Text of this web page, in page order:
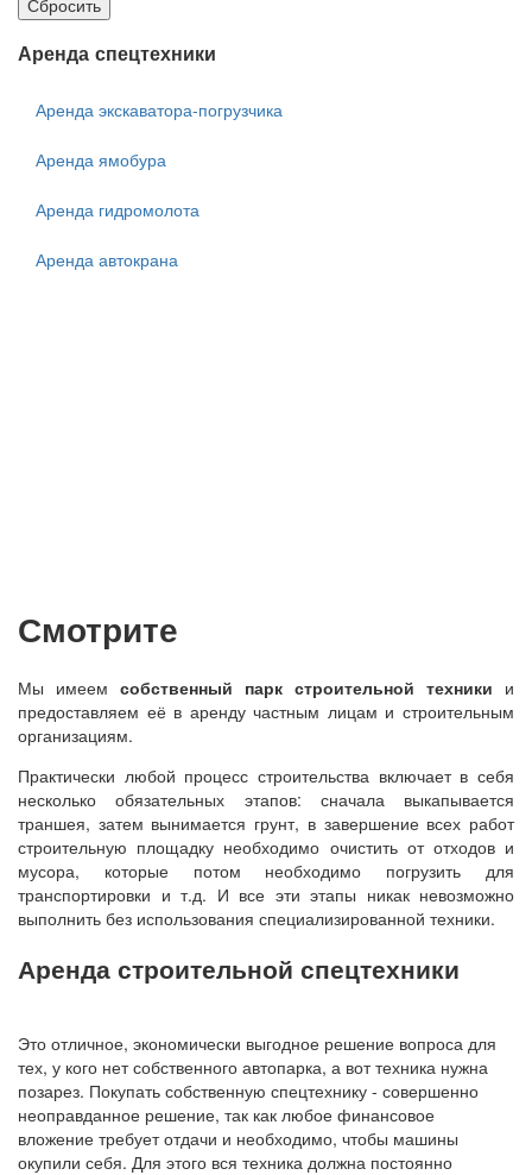
Аренда спецтехники
Аренда экскаватора-погрузчика
Аренда ямобура
Аренда гидромолота
Аренда автокрана
Смотрите
Мы имеем собственный парк строительной техники и
предоставляем её в аренду частным лицам и строительным
организациям.
Практически любой процесс строительства включает в себя
несколько обязательных этапов: сначала выкапывается
траншея, затем вынимается грунт, в завершение всех работ
строительную площадку необходимо очистить от отходов и
мусора, которые потом необходимо погрузить для
транспортировки и т.д. И все эти этапы никак невозможно
выполнить без использования специализированной техники.
Аренда строительной спецтехники
Это отличное, экономически выгодное решение вопроса для
тех, у кого нет собственного автопарка, а вот техника нужна
позарез. Покупать собственную спецтехнику - совершенно
неоправданное решение, так как любое финансовое
вложение требует отдачи и необходимо, чтобы машины
окупили себя. Для этого вся техника должна постоянно